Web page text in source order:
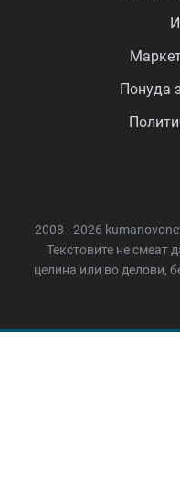
Понуда
2008 - 2026
Текстовите не смеат
целина или во делови,